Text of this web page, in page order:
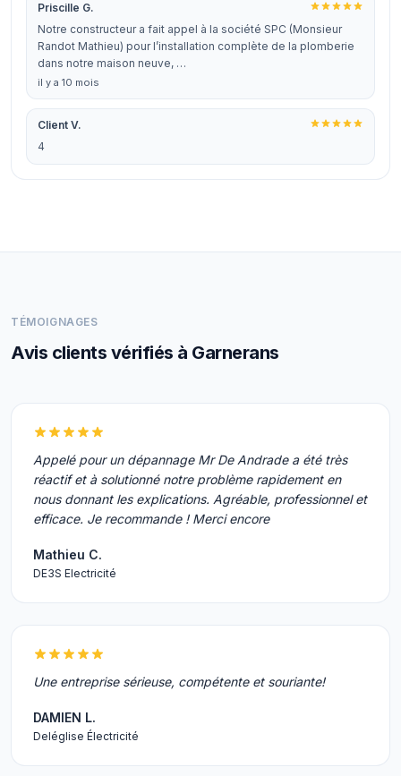
Priscille G.
Notre constructeur a fait appel à la société SPC (Monsieur
Randot Mathieu) pour l’installation complète de la plomberie
dans notre maison neuve, …
il y a 10 mois
Client V.
4
TÉMOIGNAGES
Avis clients vérifiés à Garnerans
Appelé pour un dépannage Mr De Andrade a été très
réactif et à solutionné notre problème rapidement en
nous donnant les explications. Agréable, professionnel et
efficace. Je recommande ! Merci encore
Mathieu C.
DE3S Electricité
Une entreprise sérieuse, compétente et souriante!
DAMIEN L.
Deléglise Électricité